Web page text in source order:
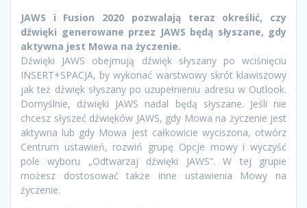
JAWS i Fusion 2020 pozwalają teraz określić, czy
dźwięki generowane przez JAWS będą słyszane, gdy
aktywna jest Mowa na życzenie.
Dźwięki JAWS obejmują dźwięk słyszany po wciśnięciu
INSERT+SPACJA, by wykonać warstwowy skrót klawiszowy
jak też dźwięk słyszany po uzupełnieniu adresu w Outlook.
Domyślnie, dźwięki JAWS nadal będą słyszane. Jeśli nie
chcesz słyszeć dźwięków JAWS, gdy Mowa na życzenie jest
aktywna lub gdy Mowa jest całkowicie wyciszona, otwórz
Centrum ustawień, rozwiń grupę Opcje mowy i wyczyść
pole wyboru „Odtwarzaj dźwięki JAWS”. W tej grupie
możesz dostosować także inne ustawienia Mowy na
życzenie.